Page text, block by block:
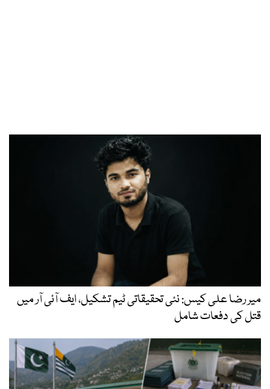
میر رضا علی کیس: نئی تحقیقاتی ٹیم تشکیل، ایف آئی آر میں
قتل کی دفعات شامل